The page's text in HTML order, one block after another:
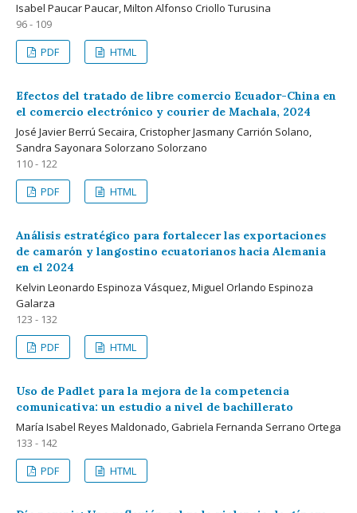
Isabel Paucar Paucar, Milton Alfonso Criollo Turusina
96 - 109
PDF
HTML
Efectos del tratado de libre comercio Ecuador-China en
el comercio electrónico y courier de Machala, 2024
José Javier Berrú Secaira, Cristopher Jasmany Carrión Solano,
Sandra Sayonara Solorzano Solorzano
110 - 122
PDF
HTML
Análisis estratégico para fortalecer las exportaciones
de camarón y langostino ecuatorianos hacia Alemania
en el 2024
Kelvin Leonardo Espinoza Vásquez, Miguel Orlando Espinoza
Galarza
123 - 132
PDF
HTML
Uso de Padlet para la mejora de la competencia
comunicativa: un estudio a nivel de bachillerato
María Isabel Reyes Maldonado, Gabriela Fernanda Serrano Ortega
133 - 142
PDF
HTML